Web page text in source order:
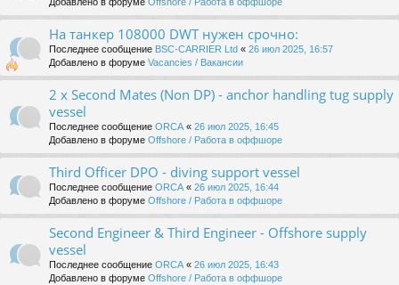
На танкер 108000 DWT нужен срочно:
Последнее сообщение BSC-CARRIER Ltd « 26 июл 2025, 16:57
Добавлено в форуме Vacancies / Вакансии
2 x Second Mates (Non DP) - anchor handling tug supply
vessel
Последнее сообщение ORCA « 26 июл 2025, 16:45
Добавлено в форуме Offshore / Работа в оффшоре
Third Officer DPO - diving support vessel
Последнее сообщение ORCA « 26 июл 2025, 16:44
Добавлено в форуме Offshore / Работа в оффшоре
Second Engineer & Third Engineer - Offshore supply
vessel
Последнее сообщение ORCA « 26 июл 2025, 16:43
Добавлено в форуме Offshore / Работа в оффшоре